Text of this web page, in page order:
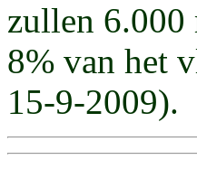
zullen 6.000
8% van het
15-9-2009).